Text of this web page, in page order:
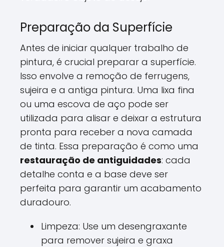
Preparação da Superfície
Antes de iniciar qualquer trabalho de
pintura, é crucial preparar a superfície.
Isso envolve a remoção de ferrugens,
sujeira e a antiga pintura. Uma lixa fina
ou uma escova de aço pode ser
utilizada para alisar e deixar a estrutura
pronta para receber a nova camada
de tinta. Essa preparação é como uma
restauração de antiguidades: cada
detalhe conta e a base deve ser
perfeita para garantir um acabamento
duradouro.
Limpeza: Use um desengraxante
para remover sujeira e graxa